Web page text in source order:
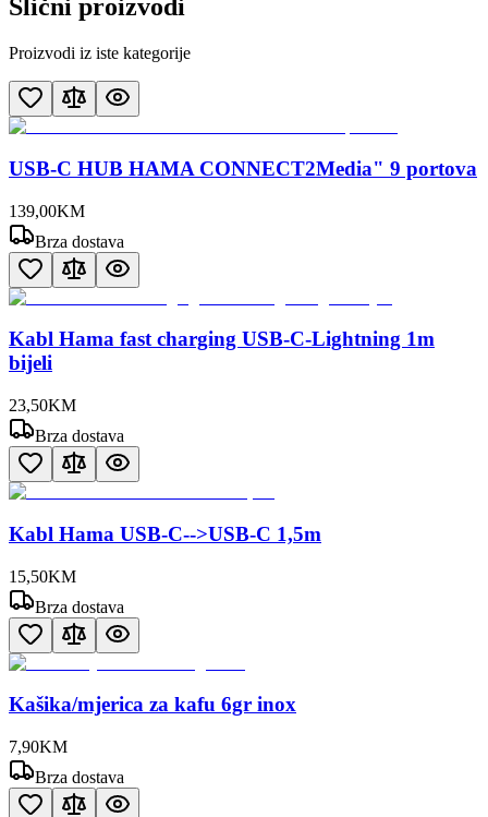
Slični proizvodi
Proizvodi iz iste kategorije
USB-C HUB HAMA CONNECT2Media" 9 portova
139,00KM
Brza dostava
Kabl Hama fast charging USB-C-Lightning 1m
bijeli
23,50KM
Brza dostava
Kabl Hama USB-C-->USB-C 1,5m
15,50KM
Brza dostava
Kašika/mjerica za kafu 6gr inox
7,90KM
Brza dostava